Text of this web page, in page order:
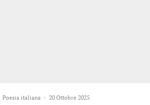
Poesia italiana · 20 Ottobre 2025